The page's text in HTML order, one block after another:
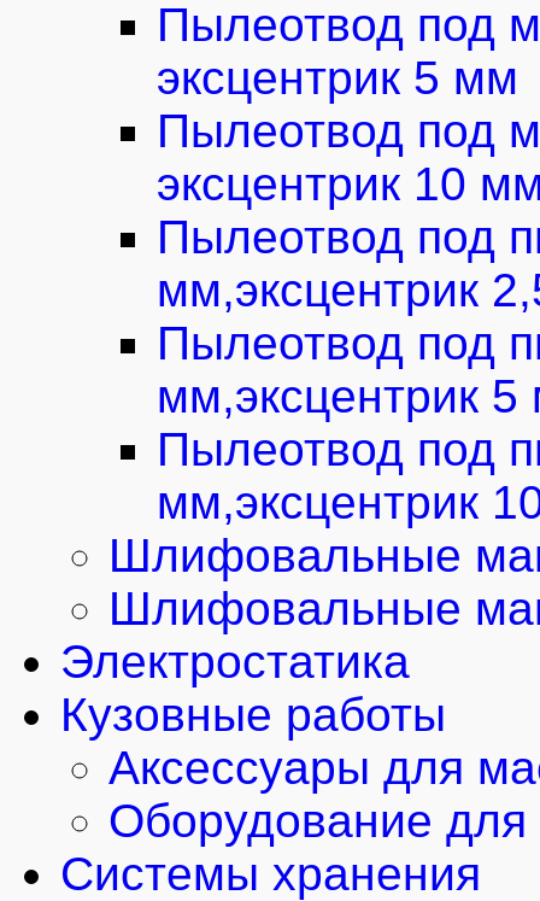
Пылеотвод под
эксцентрик 5 мм
Пылеотвод под
эксцентрик 10
Пылеотвод под
мм,эксцентрик
Пылеотвод под
мм,эксцентрик
Пылеотвод под
мм,эксцентрик
Шлифовальные
Шлифовальные
Электростатика
Кузовные работы
Аксессуары для
Оборудование для
Системы хранения